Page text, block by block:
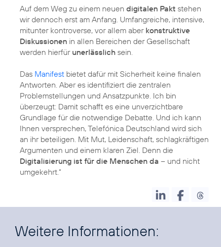
Auf dem Weg zu einem neuen digitalen Pakt stehen
wir dennoch erst am Anfang. Umfangreiche, intensive,
mitunter kontroverse, vor allem aber konstruktive
Diskussionen in allen Bereichen der Gesellschaft
werden hierfür unerlässlich sein.
Das Manifest bietet dafür mit Sicherheit keine finalen
Antworten. Aber es identifiziert die zentralen
Problemstellungen und Ansatzpunkte. Ich bin
überzeugt: Damit schafft es eine unverzichtbare
Grundlage für die notwendige Debatte. Und ich kann
Ihnen versprechen, Telefónica Deutschland wird sich
an ihr beteiligen. Mit Mut, Leidenschaft, schlagkräftigen
Argumenten und einem klaren Ziel. Denn die
Digitalisierung ist für die Menschen da – und nicht
umgekehrt.“
Weitere Informationen: